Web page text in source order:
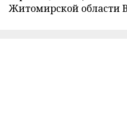
Житомирской области